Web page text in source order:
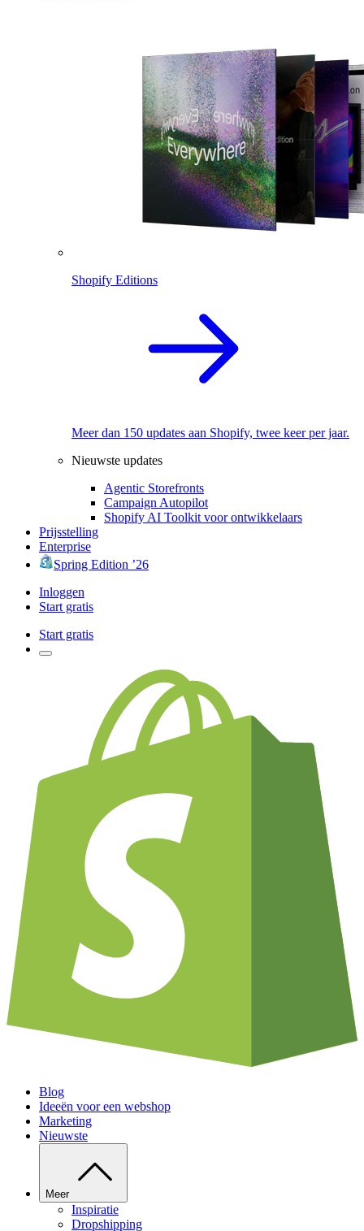
Shopify Editions
Meer dan 150 updates aan Shopify, twee keer per jaar.
Nieuwste updates
Agentic Storefronts
Campaign Autopilot
Shopify AI Toolkit voor ontwikkelaars
Prijsstelling
Enterprise
Spring Edition ’26
Inloggen
Start gratis
Start gratis
Blog
Ideeën voor een webshop
Marketing
Nieuwste
Meer
Inspiratie
Dropshipping